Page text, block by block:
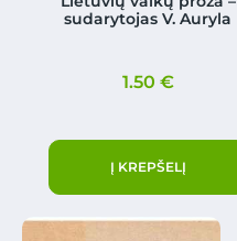
sudarytojas V. Auryla
1.50 €
Į KREPŠELĮ